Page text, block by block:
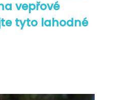
vepřové
tyto lahodné